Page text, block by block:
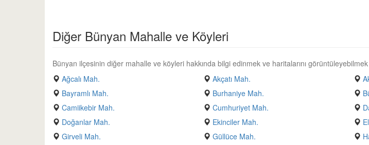
Diğer Bünyan Mahalle ve Köyleri
Bünyan ilçesinin diğer mahalle ve köyleri hakkında bilgi edinmek ve haritalarını
Ağcalı Mah.
Akçatı Mah.
Bayramlı Mah.
Burhaniye Mah.
Camiikebir Mah.
Cumhuriyet Mah.
Doğanlar Mah.
Ekinciler Mah.
Girveli Mah.
Güllüce Mah.